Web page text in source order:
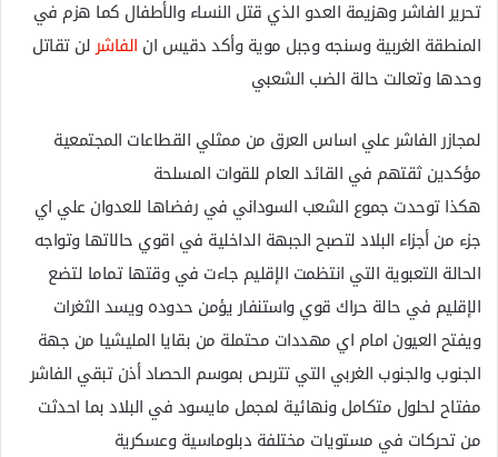
تحرير الفاشر وهزيمة العدو الذي قتل النساء والأطفال كما هزم في
المنطقة الغربية وسنجه وجبل موية وأكد دقيس ان الفاشر لن تقاتل
وحدها وتعالت حالة الضب الشعبي
لمجازر الفاشر علي اساس العرق من ممثلي القطاعات المجتمعية
مؤكدين ثقتهم في القائد العام للقوات المسلحة
هكذا توحدت جموع الشعب السوداني في رفضاها للعدوان علي اي
جزء من أجزاء البلاد لتصبح الجبهة الداخلية في اقوي حالاتها وتواجه
الحالة التعبوية التي انتظمت الإقليم جاءت في وقتها تماما لتضع
الإقليم في حالة حراك قوي واستنفار يؤمن حدوده ويسد الثغرات
ويفتح العيون امام اي مهددات محتملة من بقايا المليشيا من جهة
الجنوب والجنوب الغربي التي تتربص بموسم الحصاد أذن تبقي الفاشر
مفتاح لحلول متكامل ونهائية لمجمل مايسود في البلاد بما احدثت
من تحركات في مستويات مختلفة دبلوماسية وعسكرية